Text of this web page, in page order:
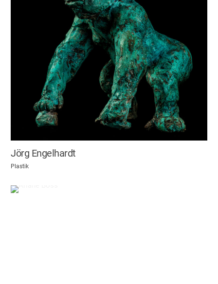
Jörg Engelhardt
Plastik